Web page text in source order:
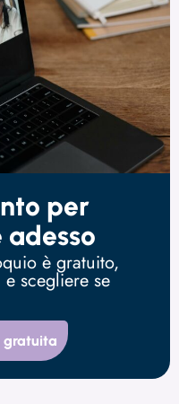
per
è gratuito,
scegliere se
gratuita